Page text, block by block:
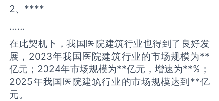
2、****
……
在此契机下，我国医院建筑行业也得到了良好发
展，2023年我国医院建筑行业的市场规模为**
亿元；2024年市场规模为**亿元，增速为**%；
2025年我国医院建筑行业的市场规模达到**亿
元。